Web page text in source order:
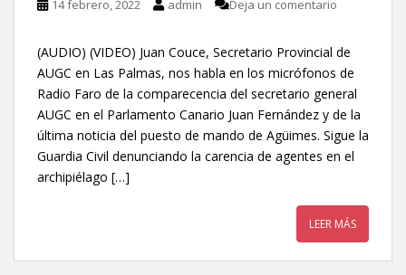
14 febrero, 2022 admin Deja un comentario
(AUDIO) (VIDEO) Juan Couce, Secretario Provincial de
AUGC en Las Palmas, nos habla en los micrófonos de
Radio Faro de la comparecencia del secretario general
AUGC en el Parlamento Canario Juan Fernández y de la
última noticia del puesto de mando de Agüimes. Sigue la
Guardia Civil denunciando la carencia de agentes en el
archipiélago […]
LEER MÁS